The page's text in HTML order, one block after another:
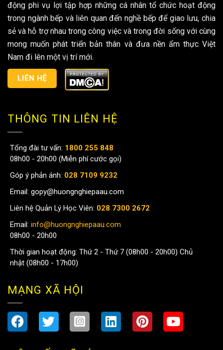
động phi vụ lợi tập hợp những cá nhân tổ chức hoạt động
trong ngành bếp và liên quan đến nghề bếp để giao lưu, chia
sẻ và hỗ trợ nhau trong công việc và trong đời sống với cùng
mong muốn phát triển bản thân và đưa nền ẩm thực Việt
Nam đi lên một vị trí mới.
LIÊN HỆ
THÔNG TIN LIÊN HỆ
Tổng đài tư vấn: 1800 255 848
08h00 - 20h00 (Miễn phí cước gọi)
Góp ý phản ánh: 028 7109 9232
Email: gopy@huongnghiepaau.com
Liên hệ Quản Lý Học Viên: 028 7300 2672
Email: info@huongnghiepaau.com
08h00 - 20h00
Thời gian hoạt động: Thứ 2 - Thứ 7 (08h00 - 20h00) Chủ
nhật (08h00 - 17h00)
MẠNG XÃ HỘI